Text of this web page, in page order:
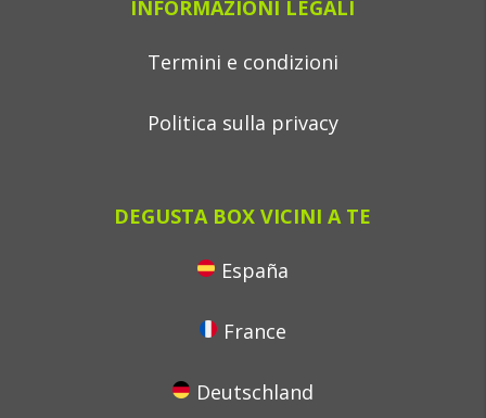
INFORMAZIONI LEGALI
Termini e condizioni
Politica sulla privacy
DEGUSTA BOX VICINI A TE
España
France
Deutschland